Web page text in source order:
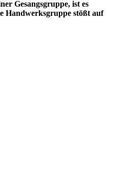
Gesangsgruppe, ist es
Handwerksgruppe stößt auf